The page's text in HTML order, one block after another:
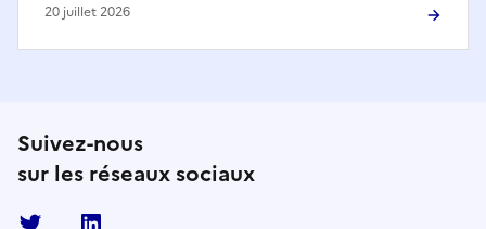
20 juillet 2026
Suivez-nous
sur les réseaux sociaux
Twitter